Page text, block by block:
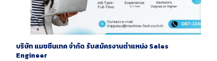
บริษัท แมชชีนเทค จำกัด รับสมัครงานตำแหน่ง Sales
Engineer